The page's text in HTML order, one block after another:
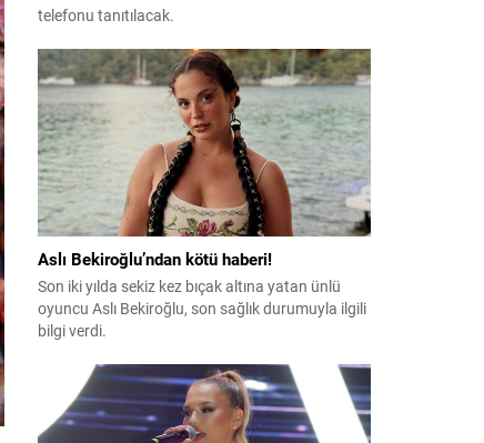
telefonu tanıtılacak.
Aslı Bekiroğlu’ndan kötü haberi!
Son iki yılda sekiz kez bıçak altına yatan ünlü
oyuncu Aslı Bekiroğlu, son sağlık durumuyla ilgili
bilgi verdi.